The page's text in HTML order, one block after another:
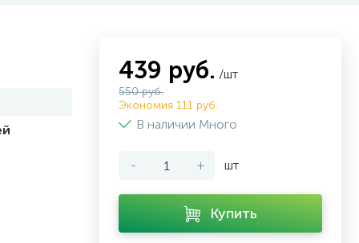
439 руб. /шт
550 руб.
Экономия 111 руб.
В наличии Много
- + шт
Купить